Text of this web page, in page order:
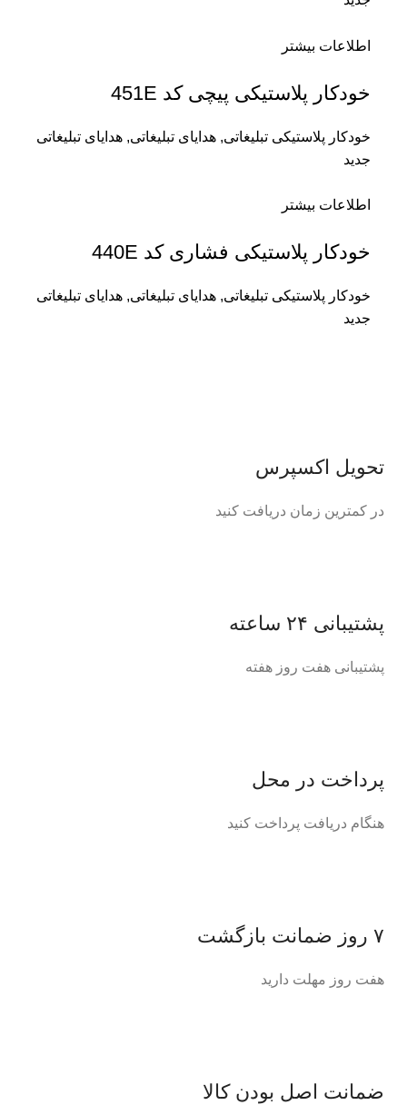
اطلاعات بیشتر
خودکار پلاستیکی پیچی کد 451E
خودکار پلاستیکی تبلیغاتی, هدایای تبلیغاتی, هدایای تبلیغاتی
جدید
اطلاعات بیشتر
خودکار پلاستیکی فشاری کد 440E
خودکار پلاستیکی تبلیغاتی, هدایای تبلیغاتی, هدایای تبلیغاتی
جدید
تحویل اکسپرس
در کمترین زمان دریافت کنید
پشتیبانی ۲۴ ساعته
پشتیبانی هفت روز هفته
پرداخت در محل
هنگام دریافت پرداخت کنید
۷ روز ضمانت بازگشت
هفت روز مهلت دارید
ضمانت اصل‌ بودن کالا